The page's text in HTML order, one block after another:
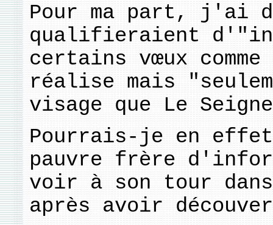
Pour ma part, j'ai
qualifieraient
certains vœux
réalise mais
visage que Le
Pourrais-je en effet
pauvre frère
voir à son tour
après avoir